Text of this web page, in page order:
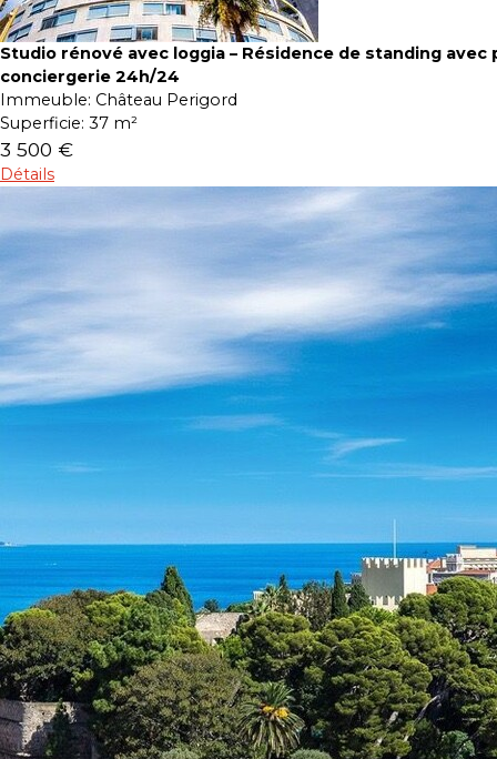
Studio rénové avec loggia – Résidence de standing avec
conciergerie 24h/24
Immeuble: Château Perigord
Superficie: 37 m²
3 500 €
Détails